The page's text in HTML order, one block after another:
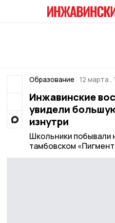
Образование 12 марта ,
Инжавинские
увидели
изнутри
Школьники побывали
тамбовском